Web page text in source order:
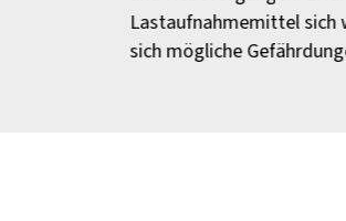
Lastaufnahmemittel sich
sich mögliche